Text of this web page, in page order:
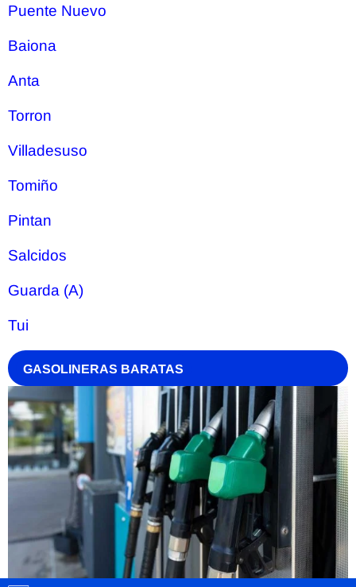
Puente Nuevo
Baiona
Anta
Torron
Villadesuso
Tomiño
Pintan
Salcidos
Guarda (A)
Tui
GASOLINERAS BARATAS